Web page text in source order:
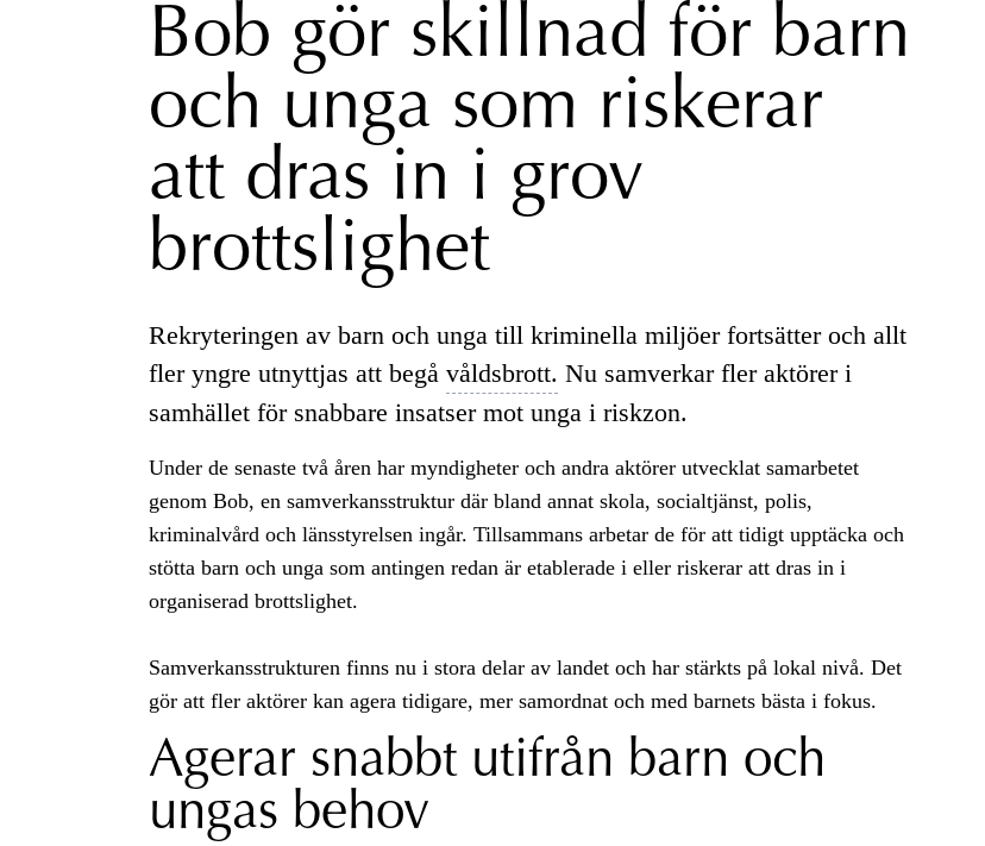
Bob gör skillnad för barn
och unga som riskerar
att dras in i grov
brottslighet
Rekryteringen av barn och unga till kriminella miljöer fortsätter och allt
fler yngre utnyttjas att begå våldsbrott. Nu samverkar fler aktörer i
samhället för snabbare insatser mot unga i riskzon.
Under de senaste två åren har myndigheter och andra aktörer utvecklat samarbetet
genom Bob, en samverkansstruktur där bland annat skola, socialtjänst, polis,
kriminalvård och länsstyrelsen ingår. Tillsammans arbetar de för att tidigt upptäcka och
stötta barn och unga som antingen redan är etablerade i eller riskerar att dras in i
organiserad brottslighet.
Samverkansstrukturen finns nu i stora delar av landet och har stärkts på lokal nivå. Det
gör att fler aktörer kan agera tidigare, mer samordnat och med barnets bästa i fokus.
Agerar snabbt utifrån barn och
ungas behov